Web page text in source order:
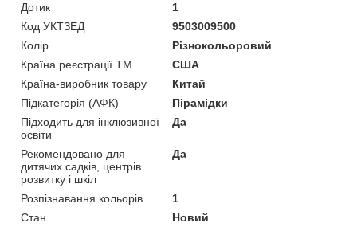
Дотик
1
Код УКТЗЕД
9503009500
Колір
Різнокольоровий
Країна реєстрації ТМ
США
Країна-виробник товару
Китай
Підкатегорія (АФК)
Пірамідки
Підходить для інклюзивної
освіти
Да
Рекомендовано для
дитячих садків, центрів
розвитку і шкіл
Да
Розпізнавання кольорів
1
Стан
Новий